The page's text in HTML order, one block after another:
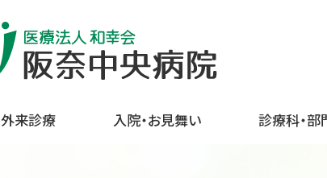
外来診療 入院・お見舞い 診療科・部